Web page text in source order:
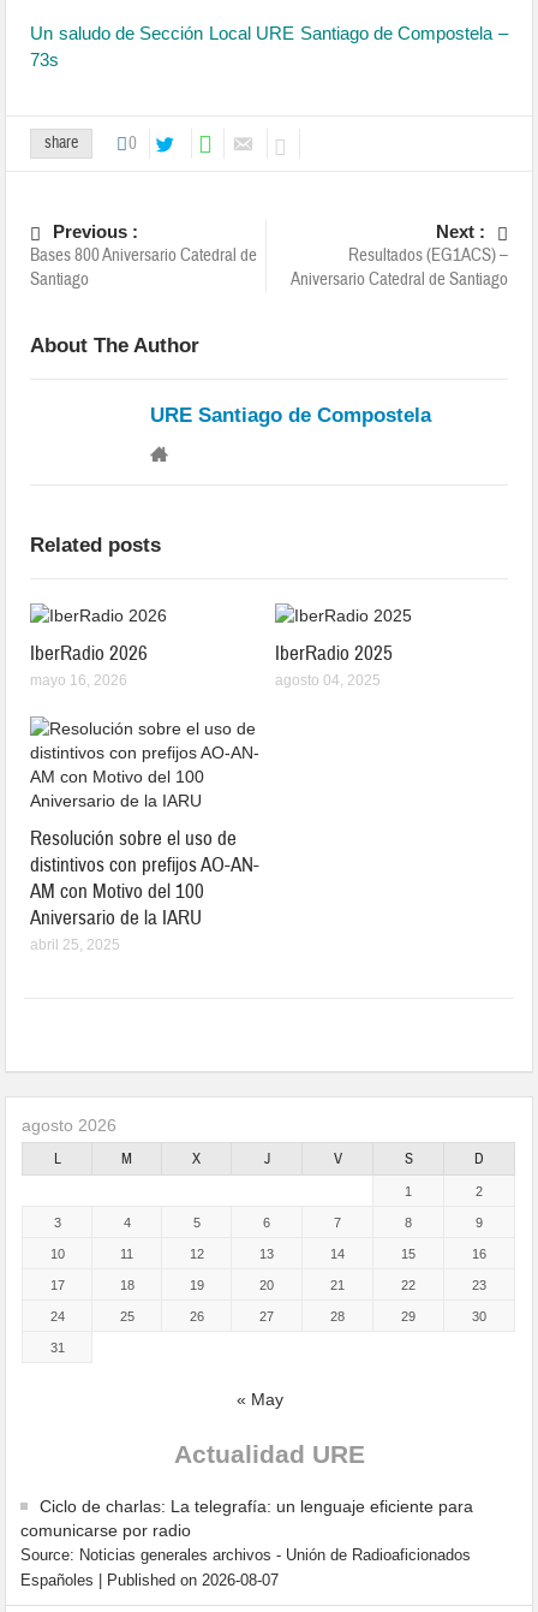
Un saludo de Sección Local URE Santiago de Compostela –
73s
share 0
Previous :
Bases 800 Aniversario Catedral de
Santiago
Next :
Resultados (EG1ACS) –
Aniversario Catedral de Santiago
About The Author
URE Santiago de Compostela
Related posts
IberRadio 2026
mayo 16, 2026
IberRadio 2025
agosto 04, 2025
Resolución sobre el uso de
distintivos con prefijos AO-AN-
AM con Motivo del 100
Aniversario de la IARU
abril 25, 2025
agosto 2026
L
M X J V S D
1 2
3 4 5 6 7 8 9
10 11 12 13 14 15 16
17 18 19 20 21 22 23
24 25 26 27 28 29 30
31
« May
Actualidad URE
Ciclo de charlas: La telegrafía: un lenguaje eficiente para
comunicarse por radio
Source: Noticias generales archivos - Unión de Radioaficionados
Españoles
Published on 2026-08-07